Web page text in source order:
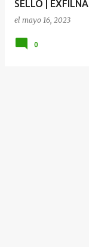
SELLO |
el mayo 16, 2023
0